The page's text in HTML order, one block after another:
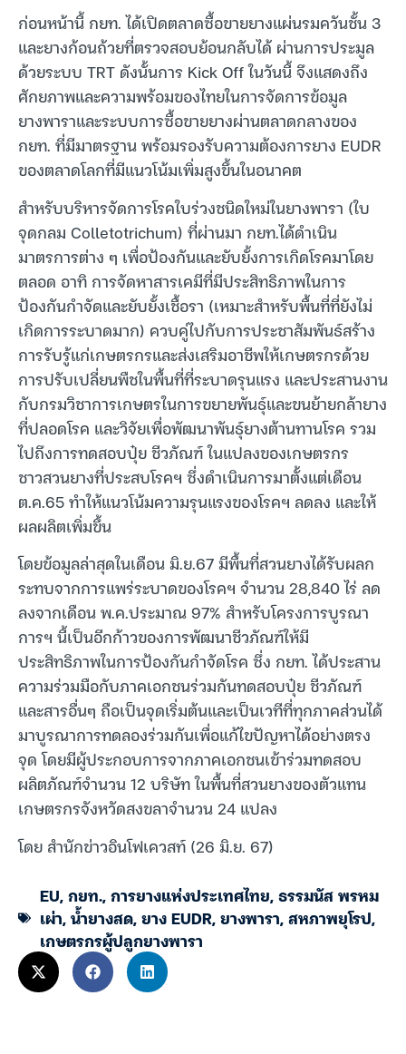
ก่อนหน้านี้ กยท. ได้เปิดตลาดซื้อขายยางแผ่นรมควันชั้น 3
และยางก้อนถ้วยที่ตรวจสอบย้อนกลับได้ ผ่านการประมูล
ด้วยระบบ TRT ดังนั้นการ Kick Off ในวันนี้ จึงแสดงถึง
ศักยภาพและความพร้อมของไทยในการจัดการข้อมูล
ยางพาราและระบบการซื้อขายยางผ่านตลาดกลางของ
กยท. ที่มีมาตรฐาน พร้อมรองรับความต้องการยาง EUDR
ของตลาดโลกที่มีแนวโน้มเพิ่มสูงขึ้นในอนาคต
สำหรับบริหารจัดการโรคใบร่วงชนิดใหม่ในยางพารา (ใบ
จุดกลม Colletotrichum) ที่ผ่านมา กยท.ได้ดำเนิน
มาตรการต่าง ๆ เพื่อป้องกันและยับยั้งการเกิดโรคมาโดย
ตลอด อาทิ การจัดหาสารเคมีที่มีประสิทธิภาพในการ
ป้องกันกำจัดและยับยั้งเชื้อรา (เหมาะสำหรับพื้นที่ที่ยังไม่
เกิดการระบาดมาก) ควบคู่ไปกับการประชาสัมพันธ์สร้าง
การรับรู้แก่เกษตรกรและส่งเสริมอาชีพให้เกษตรกรด้วย
การปรับเปลี่ยนพืชในพื้นที่ที่ระบาดรุนแรง และประสานงาน
กับกรมวิชาการเกษตรในการขยายพันธุ์และขนย้ายกล้ายาง
ที่ปลอดโรค และวิจัยเพื่อพัฒนาพันธุ์ยางต้านทานโรค รวม
ไปถึงการทดสอบปุ๋ย ชีวภัณฑ์ ในแปลงของเกษตรกร
ชาวสวนยางที่ประสบโรคฯ ซึ่งดำเนินการมาตั้งแต่เดือน
ต.ค.65 ทำให้แนวโน้มความรุนแรงของโรคฯ ลดลง และให้
ผลผลิตเพิ่มขึ้น
โดยข้อมูลล่าสุดในเดือน มิ.ย.67 มีพื้นที่สวนยางได้รับผลก
ระทบจากการแพร่ระบาดของโรคฯ จำนวน 28,840 ไร่ ลด
ลงจากเดือน พ.ค.ประมาณ 97% สำหรับโครงการบูรณา
การฯ นี้เป็นอีกก้าวของการพัฒนาชีวภัณฑ์ให้มี
ประสิทธิภาพในการป้องกันกำจัดโรค ซึ่ง กยท. ได้ประสาน
ความร่วมมือกับภาคเอกชนร่วมกันทดสอบปุ๋ย ชีวภัณฑ์
และสารอื่นๆ ถือเป็นจุดเริ่มต้นและเป็นเวทีที่ทุกภาคส่วนได้
มาบูรณาการทดลองร่วมกันเพื่อแก้ไขปัญหาได้อย่างตรง
จุด โดยมีผู้ประกอบการจากภาคเอกชนเข้าร่วมทดสอบ
ผลิตภัณฑ์จำนวน 12 บริษัท ในพื้นที่สวนยางของตัวแทน
เกษตรกรจังหวัดสงขลาจำนวน 24 แปลง
โดย สำนักข่าวอินโฟเควสท์ (26 มิ.ย. 67)
EU,กยท.,การยางแห่งประเทศไทย,ธรรมนัส พรหม
เผ่า,น้ำยางสด,ยาง EUDR,ยางพารา,สหภาพยุโรป,
เกษตรกรผู้ปลูกยางพารา